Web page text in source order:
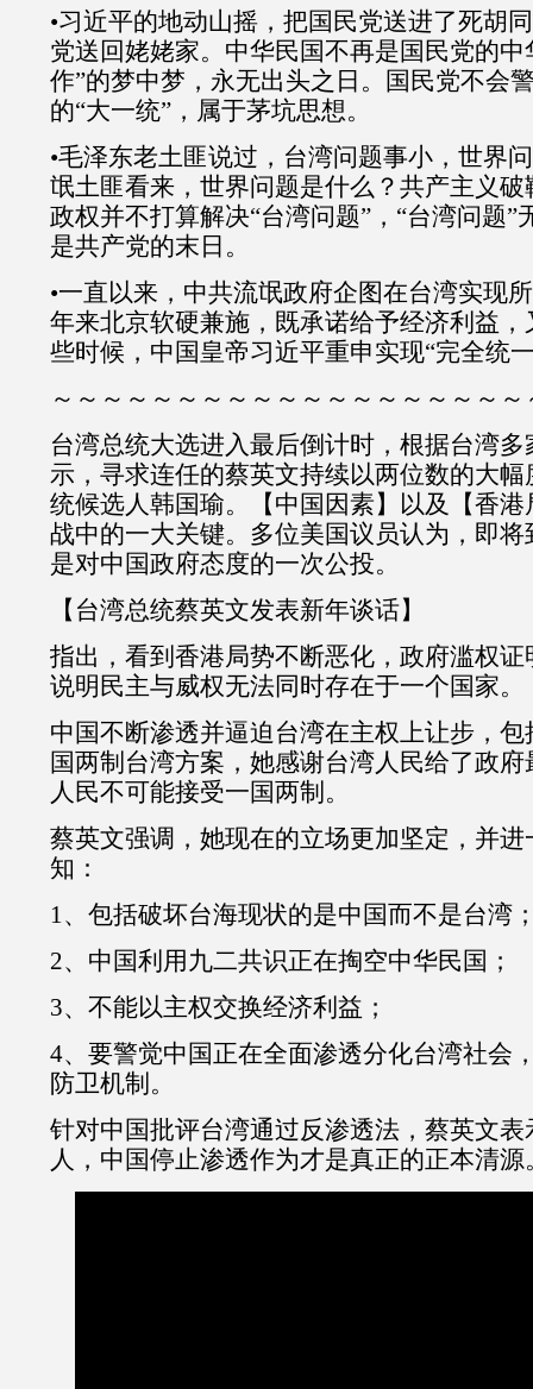
•习近平的地动山摇，把国民党送进了死胡
党送回姥姥家。中华民国不再是国民党的中
作”的梦中梦，永无出头之日。国民党不会
的“大一统”，属于茅坑思想。
•毛泽东老土匪说过，台湾问题事小，世界
氓土匪看来，世界问题是什么？共产主义
政权并不打算解决“台湾问题”，“台湾问题”
是共产党的末日。
•一直以来，中共流氓政府企图在台湾实现
年来北京软硬兼施，既承诺给予经济利益
些时候，中国皇帝习近平重申实现“完全统
～～～～～～～～～～～～～～～～～～～
台湾总统大选进入最后倒计时，根据台湾多
示，寻求连任的蔡英文持续以两位数的大
统候选人韩国瑜。【中国因素】以及【香
战中的一大关键。多位美国议员认为，即
是对中国政府态度的一次公投。
【台湾总统蔡英文发表新年谈话】
指出，看到香港局势不断恶化，政府滥权
说明民主与威权无法同时存在于一个国家。
中国不断渗透并逼迫台湾在主权上让步，
国两制台湾方案，她感谢台湾人民给了政
人民不可能接受一国两制。
蔡英文强调，她现在的立场更加坚定，并
知：
1、包括破坏台海现状的是中国而不是台湾
2、中国利用九二共识正在掏空中华民国；
3、不能以主权交换经济利益；
4、要警觉中国正在全面渗透分化台湾社会
防卫机制。
针对中国批评台湾通过反渗透法，蔡英文
人，中国停止渗透作为才是真正的正本清